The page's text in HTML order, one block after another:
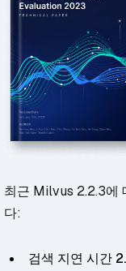
최근 Milvus 2.2.3에
다:
검색 지연 시간